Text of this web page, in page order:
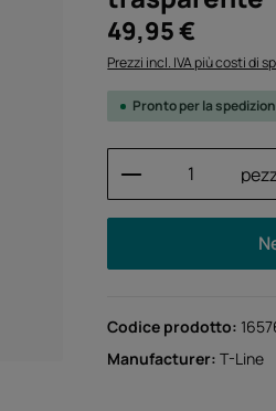
Prezzo normale:
49,95 €
Prezzi incl. IVA più costi di
Pronto per la
Quantità
Codice prodotto:
Manufacturer:T-Line